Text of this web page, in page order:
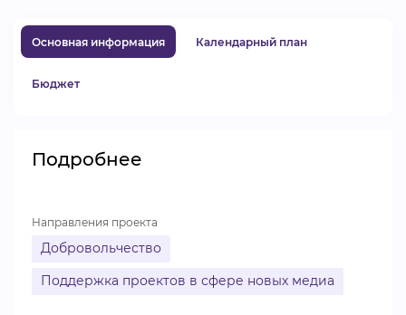
Основная информация Календарный план
Бюджет
Подробнее
Направления проекта
Добровольчество
Поддержка проектов в сфере новых медиа